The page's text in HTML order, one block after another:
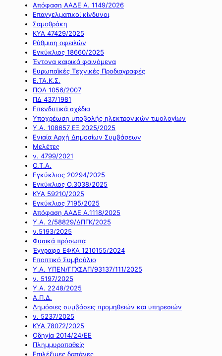
Απόφαση ΑΑΔΕ Α. 1149/2026
Επαγγελματικοί κίνδυνοι
Σαμοθράκη
ΚΥΑ 47429/2025
Ρύθμιση οφειλών
Εγκύκλιος 18660/2025
Έντονα καιρικά φαινόμενα
Ευρωπαϊκές Τεχνικές Προδιαγραφές
Ε.ΤΑ.Κ.Σ.
ΠΟΛ 1056/2007
ΠΔ 437/1981
Επενδυτικά σχέδια
Υποχρέωση υποβολής ηλεκτρονικών τιμολογίων
Υ.Α. 108657 ΕΞ 2025/2025
Ενιαία Αρχή Δημοσίων Συμβάσεων
Μελέτες
ν. 4799/2021
Ο.Τ.Α.
Εγκύκλιος 20294/2025
Εγκύκλιος Ο.3038/2025
ΚΥΑ 59210/2025
Εγκύκλιος 7195/2025
Απόφαση ΑΑΔΕ Α.1118/2025
Υ.Α. 2/58829/ΔΠΓΚ/2025
ν.5193/2025
Φυσικά πρόσωπα
Έγγραφο ΕΦΚΑ 1210155/2024
Εποπτικό Συμβούλιο
Υ.Α. ΥΠΕΝ/ΓΓΧΣΑΠ/93137/111/2025
ν. 5197/2025
Υ.Α. 2248/2025
Α.Π.Δ.
Δημόσιες συμβάσεις προμηθειών και υπηρεσιών
ν. 5237/2025
ΚΥΑ 78072/2025
Οδηγία 2014/24/ΕΕ
Πλημμυροπαθείς
Επιλέξιμες δαπάνες